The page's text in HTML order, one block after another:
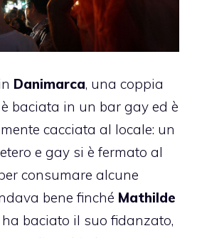
Danimarca, una coppia
baciata in un bar gay ed è
cacciata al locale: un
e gay si è fermato al
consumare alcune
bene finché Mathilde
ha baciato il suo fidanzato,